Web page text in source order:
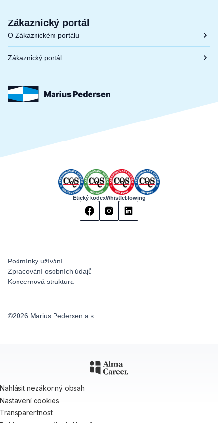
Zákaznický portál
O Zákaznickém portálu
Zákaznický portál
Etický kodexWhistleblowing
Podmínky užívání
Zpracování osobních údajů
Koncernová struktura
©2026 Marius Pedersen a.s.
Nahlásit nezákonný obsah
Nastavení cookies
Transparentnost